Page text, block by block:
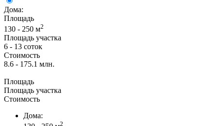
Дома:
Площадь
130 - 250 м2
Площадь участка
6 - 13 соток
Стоимость
8.6 - 175.1 млн.
Площадь
Площадь участка
Стоимость
Дома:
2